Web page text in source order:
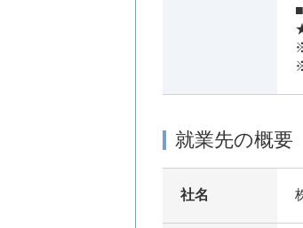
就業先の概要
社名